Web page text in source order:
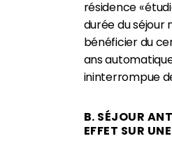
résidence «
durée du séjour
bénéficier du
ans
ininterrompue
B. SÉJOUR
EFFET SUR